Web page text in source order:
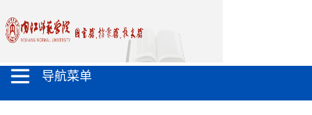
导航菜单